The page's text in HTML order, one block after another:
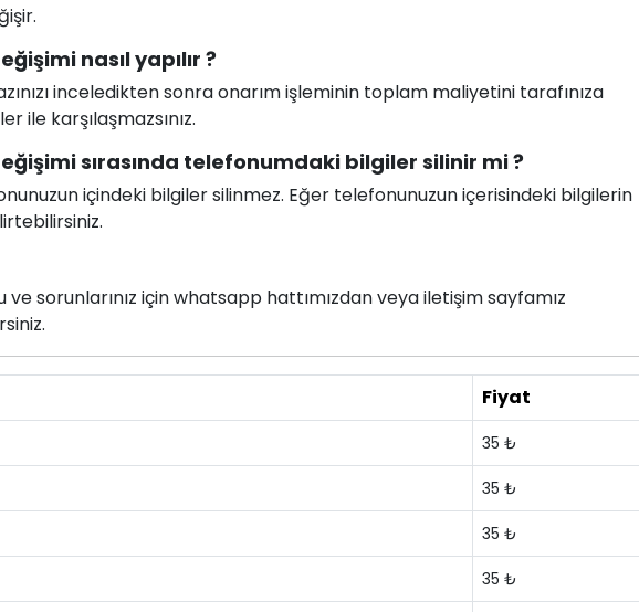
nasıl yapılır ?
inceledikten sonra onarım işleminin toplam maliyetini tarafınıza
ile karşılaşmazsınız.
sırasında telefonumdaki bilgiler silinir mi ?
içindeki bilgiler silinmez. Eğer telefonunuzun içerisindeki bilgilerin
sorunlarınız için whatsapp hattımızdan veya iletişim sayfamız
Fiyat
35 ₺
35 ₺
35 ₺
35 ₺